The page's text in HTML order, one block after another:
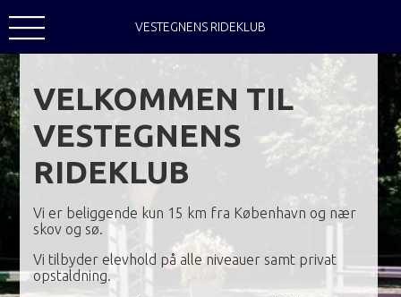
VESTEGNENS RIDEKLUB
VELKOMMEN TIL
VESTEGNENS
RIDEKLUB
Vi er beliggende kun 15 km fra København og nær
skov og sø.
Vi tilbyder elevhold på alle niveauer samt privat
opstaldning.